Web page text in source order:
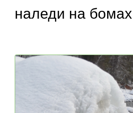
наледи на